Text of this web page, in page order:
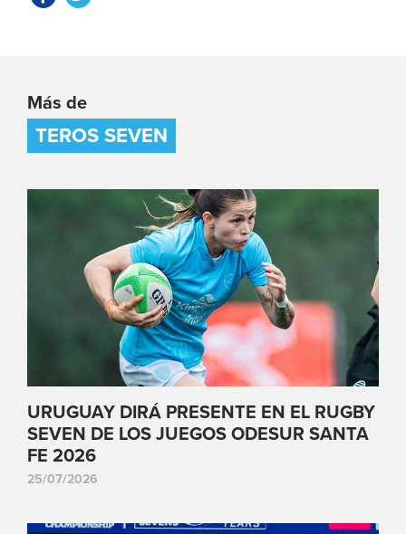
Más de
TEROS SEVEN
URUGUAY DIRÁ PRESENTE EN EL RUGBY
SEVEN DE LOS JUEGOS ODESUR SANTA
FE 2026
25/07/2026